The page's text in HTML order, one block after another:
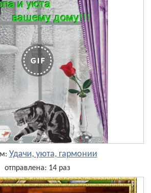
Удачи, уюта, гармонии
отправлена: 14 раз